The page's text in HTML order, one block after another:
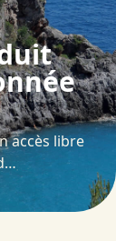
accès libre
La création d’un produit touristique de randonnée thématique.